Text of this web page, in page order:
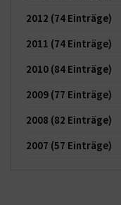
2012 (74 Einträge)
2011 (74 Einträge)
2010 (84 Einträge)
2009 (77 Einträge)
2008 (82 Einträge)
2007 (57 Einträge)